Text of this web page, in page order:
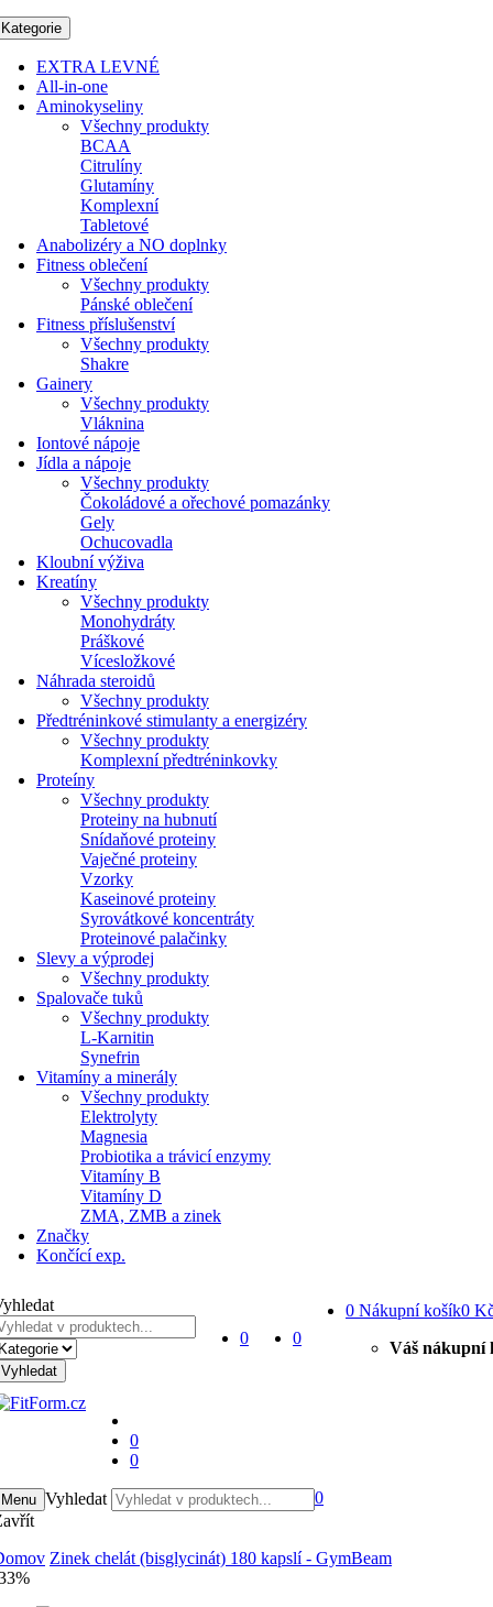
Kategorie
EXTRA LEVNÉ
All-in-one
Aminokyseliny
Všechny produkty
BCAA
Citrulíny
Glutamíny
Komplexní
Tabletové
Anabolizéry a NO doplnky
Fitness oblečení
Všechny produkty
Pánské oblečení
Fitness příslušenství
Všechny produkty
Shakre
Gainery
Všechny produkty
Vláknina
Iontové nápoje
Jídla a nápoje
Všechny produkty
Čokoládové a ořechové pomazánky
Gely
Ochucovadla
Kloubní výživa
Kreatíny
Všechny produkty
Monohydráty
Práškové
Vícesložkové
Náhrada steroidů
Všechny produkty
Předtréninkové stimulanty a energizéry
Všechny produkty
Komplexní předtréninkovky
Proteíny
Všechny produkty
Proteiny na hubnutí
Snídaňové proteiny
Vaječné proteiny
Vzorky
Kaseinové proteiny
Syrovátkové koncentráty
Proteinové palačinky
Slevy a výprodej
Všechny produkty
Spalovače tuků
Všechny produkty
L-Karnitin
Synefrin
Vitamíny a minerály
Všechny produkty
Elektrolyty
Magnesia
Probiotika a trávicí enzymy
Vitamíny B
Vitamíny D
ZMA, ZMB a zinek
Značky
Končící exp.
Vyhledat
0 0
0 Nákupní košík0
Váš nákupní
0
0
Menu Vyhledat 0
Zinek chelát (bisglycinát) 180 kapslí - GymBeam